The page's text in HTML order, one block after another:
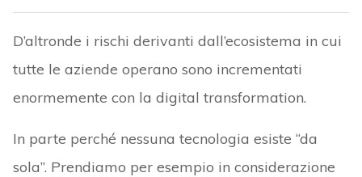
D’altronde i rischi derivanti dall’ecosistema in cui
tutte le aziende operano sono incrementati
enormemente con la digital transformation.
In parte perché nessuna tecnologia esiste “da
sola”. Prendiamo per esempio in considerazione